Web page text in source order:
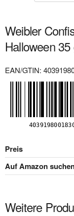
Weibler
Halloween 35
EAN/GTIN:
Preis
Auf Amazon
Weitere